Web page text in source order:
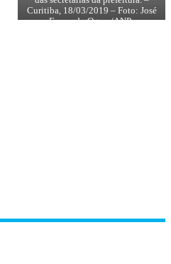
Curitiba, 18/03/2019 – Foto: José
Fernando Ogura/ANPr